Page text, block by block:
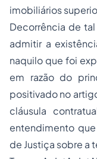
imobiliários
Decorrência de
admitir a
naquilo que foi
em razão do
positivado no
cláusula
entendimento
de Justiça sobre a